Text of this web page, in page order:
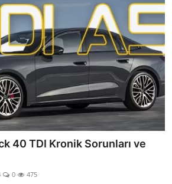
40 TDI Kronik Sorunları ve
0 475